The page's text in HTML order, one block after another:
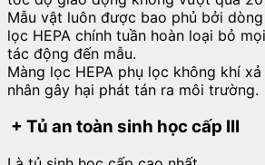
Mẫu vật luôn được bao phủ bởi
lọc HEPA chính tuần hoàn loại bỏ
tác động đến mẫu.
Màng lọc HEPA phụ lọc không khí
nhân gây hại phát tán ra môi trường.
+ Tủ an toàn sinh học cấp III